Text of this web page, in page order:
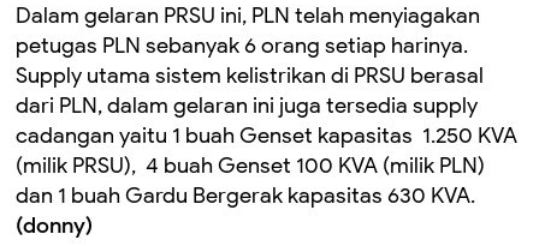
Dalam gelaran PRSU ini, PLN telah menyiagakan
petugas PLN sebanyak 6 orang setiap harinya.
Supply utama sistem kelistrikan di PRSU berasal
dari PLN, dalam gelaran ini juga tersedia supply
cadangan yaitu 1 buah Genset kapasitas 1.250 KVA
(milik PRSU), 4 buah Genset 100 KVA (milik PLN)
dan 1 buah Gardu Bergerak kapasitas 630 KVA.
(donny)